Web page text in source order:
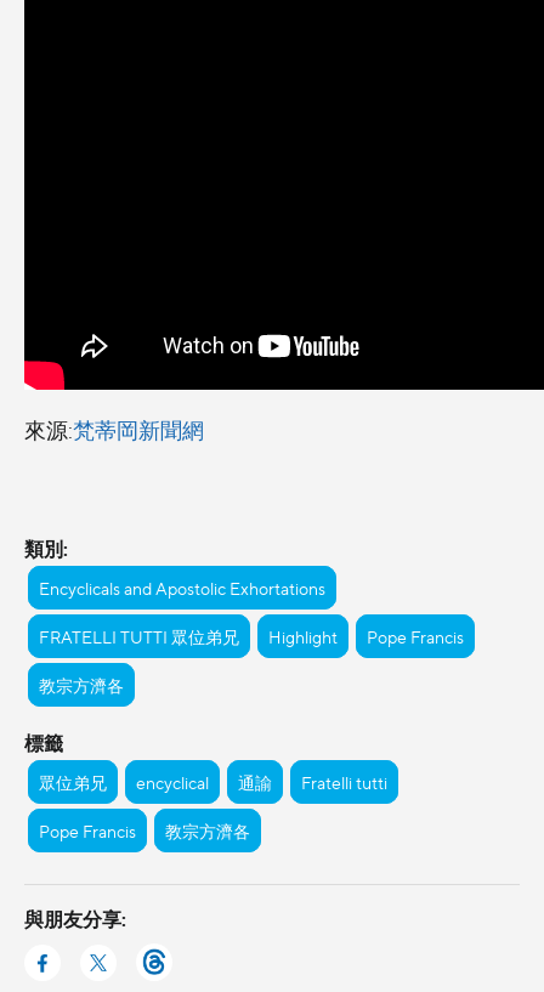
來源:梵蒂岡新聞網
類別:
Encyclicals and Apostolic Exhortations
FRATELLI TUTTI 眾位弟兄 Highlight Pope Francis
教宗方濟各
標籤
眾位弟兄 encyclical 通諭 Fratelli tutti
Pope Francis 教宗方濟各
與朋友分享: